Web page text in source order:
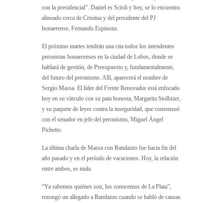
con la presidencial”. Daniel es Scioli y hoy, se lo encuentra
alineado cerca de Cristina y del presidente del PJ
bonaerense, Fernando Espinoza.
El próximo martes tendrán una cita todos los intendentes
peronistas bonaerenses en la ciudad de Lobos, donde se
hablará de gestión, de Presupuesto y, fundamentalmente,
del futuro del peronismo. Allí, aparecerá el nombre de
Sergio Massa. El líder del Frente Renovador está enfocado
hoy en su vínculo con su pata honesta, Margarita Stolbizer,
y su paquete de leyes contra la inseguridad, que consensuó
con el senador en jefe del peronismo, Miguel Ángel
Pichetto.
La última charla de Massa con Randazzo fue hacia fin del
año pasado y en el período de vacaciones. Hoy, la relación
entre ambos, es mala.
“Ya sabemos quiénes son, los conocemos de La Plata”,
rezongó un allegado a Randazzo cuando se habló de causas